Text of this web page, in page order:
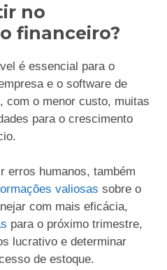
no
financeiro?
é essencial para o
e o software de
com o menor custo, muitas
para o crescimento
erros humanos, também
valiosas sobre o
com mais eficácia,
para o próximo trimestre,
lucrativo e determinar
de estoque.